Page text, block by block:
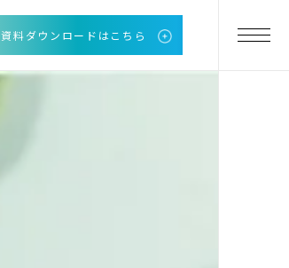
資料ダウンロードはこちら